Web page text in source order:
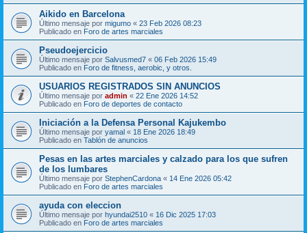
Aikido en Barcelona
Último mensaje por migumo « 23 Feb 2026 08:23
Publicado en Foro de artes marciales
Pseudoejercicio
Último mensaje por Salvusmed7 « 06 Feb 2026 15:49
Publicado en Foro de fitness, aerobic, y otros.
USUARIOS REGISTRADOS SIN ANUNCIOS
Último mensaje por admin « 22 Ene 2026 14:52
Publicado en Foro de deportes de contacto
Iniciación a la Defensa Personal Kajukembo
Último mensaje por yamal « 18 Ene 2026 18:49
Publicado en Tablón de anuncios
Pesas en las artes marciales y calzado para los que sufren
de los lumbares
Último mensaje por StephenCardona « 14 Ene 2026 05:42
Publicado en Foro de artes marciales
ayuda con eleccion
Último mensaje por hyundai2510 « 16 Dic 2025 17:03
Publicado en Foro de artes marciales